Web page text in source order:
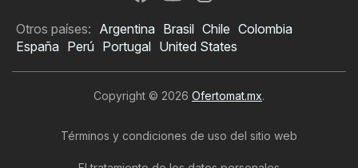
Otros países: Argentina Brasil Chile Colombia
España Perú Portugal United States
Copyright © 2026 Ofertomat.mx.
Términos y condiciones de uso del sitio web